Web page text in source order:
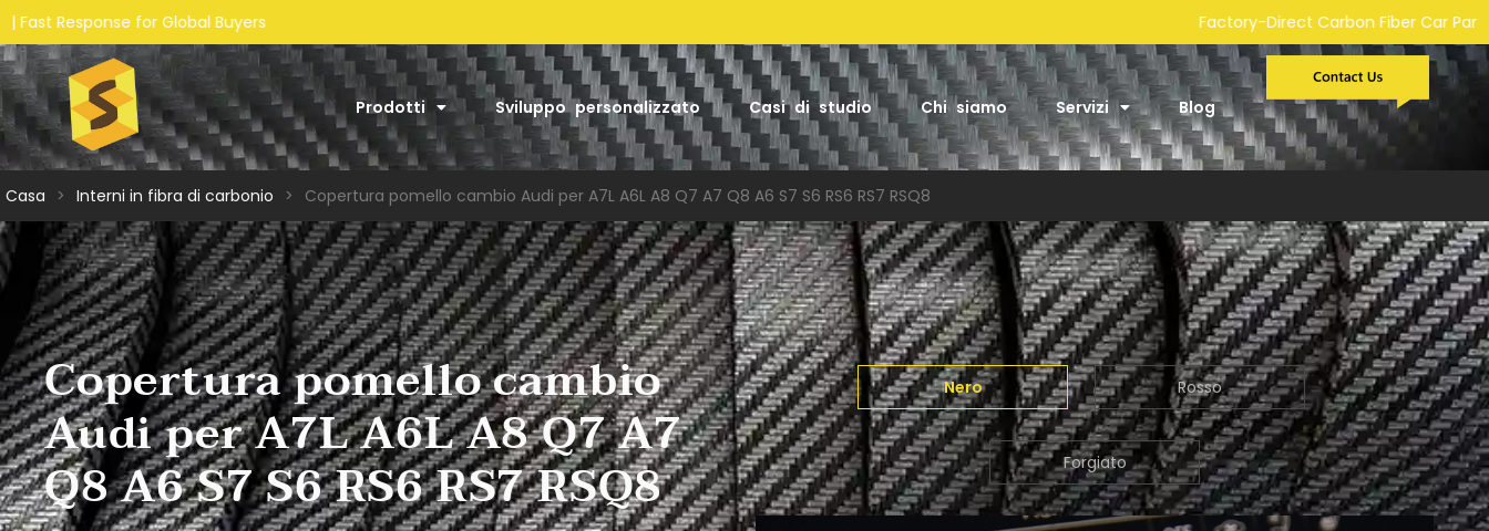
Factory-Direct Carbon Fiber Car Parts Manufacturer | Custom
Prodotti Sviluppo personalizzato Casi di studio Chi siamo Servizi Blog
Casa > Interni in fibra di carbonio > Copertura pomello cambio Audi per A7L A6L A8 Q7 A7 Q8 A6 S7 S6 RS6 RS7 RSQ8
Copertura pomello cambio
Audi per A7L A6L A8 Q7 A7
Q8 A6 S7 S6 RS6 RS7 RSQ8
Nero Rosso
Forgiato